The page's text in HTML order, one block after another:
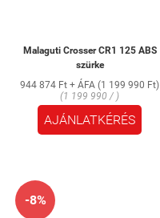
Malaguti Crosser CR1 125 ABS
szürke
944 874 Ft + ÁFA (1 199 990 Ft)
(1 199 990 / )
AJÁNLATKÉRÉS
-8%